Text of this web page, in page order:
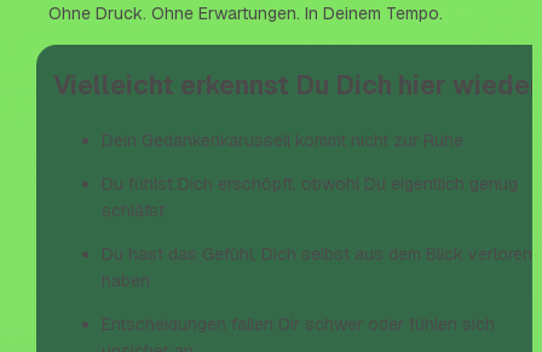
Ohne Druck. Ohne Erwartungen. In Deinem Tempo.
Vielleicht erkennst Du Dich hier
Dein Gedankenkarussell kommt nicht zur Ruhe
Du fühlst Dich erschöpft, obwohl Du eigentlich genug
schläfst
Du hast das Gefühl, Dich selbst aus dem Blick verloren
haben
Entscheidungen fallen Dir schwer oder fühlen sich